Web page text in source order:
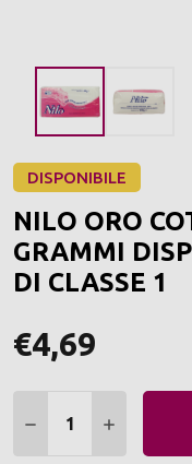
DISPONIBILE
NILO ORO
GRAMMI
DI CLASSE 1
€4,69
DIMINUIRE